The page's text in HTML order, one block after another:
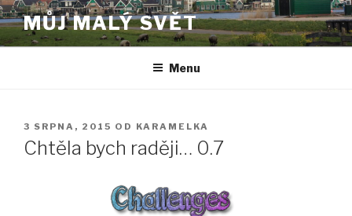
Přejít
k
obsahu
MŮJ MALÝ SVĚT
Menu
PUBLIKOVÁNO
3 SRPNA, 2015 OD KARAMELKA
Chtěla bych raději… 0.7